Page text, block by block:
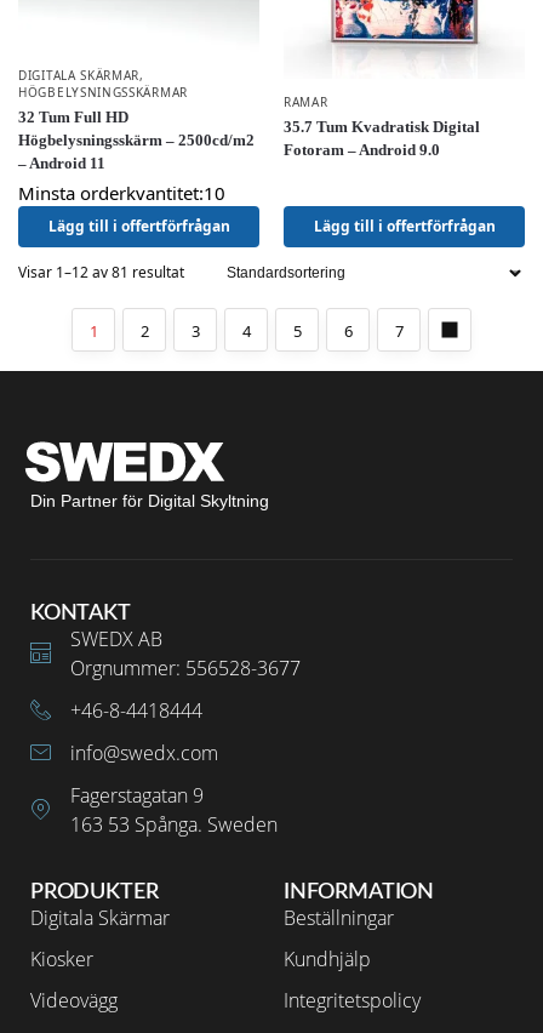
DIGITALA SKÄRMAR,
HÖGBELYSNINGSSKÄRMAR
32 Tum Full HD
Högbelysningsskärm – 2500cd/m2
– Android 11
Minsta orderkvantitet:10
Lägg till i offertförfrågan
RAMAR
35.7 Tum Kvadratisk Digital
Fotoram – Android 9.0
Lägg till i offertförfrågan
Visar 1–12 av 81 resultat
1 2 3 4 5 6 7
Din Partner för Digital Skyltning
INFORMATION
Beställningar
Kundhjälp
Integritetspolicy
PRODUKTER
Digitala Skärmar
Kiosker
Videovägg
KONTAKT
SWEDX AB
Orgnummer: 556528-3677
+46-8-4418444
info@swedx.com
Fagerstagatan 9
163 53 Spånga. Sweden